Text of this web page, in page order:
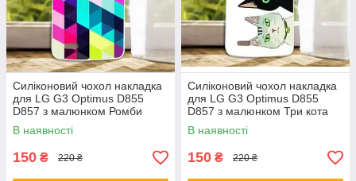
Силіконовий чохол накладка
для LG G3 Optimus D855
D857 з малюнком Ромби
В наявності
150 ₴ 220 ₴
Силіконовий чохол накладка
для LG G3 Optimus D855
D857 з малюнком Три кота
В наявності
150 ₴ 220 ₴